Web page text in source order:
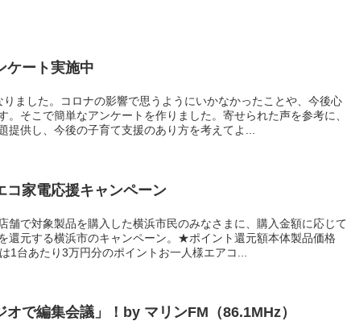
ケート実施中
ました。コロナの影響で思うようにいかなかったことや、今後心
。そこで簡単なアンケートを作りました。寄せられた声を参考に、
提供し、今後の子育て支援のあり方を考えてよ...
コ家電応援キャンペーン
舗で対象製品を購入した横浜市民のみなさまに、購入金額に応じて
還元する横浜市のキャンペーン。★ポイント還元額本体製品価格
台あたり3万円分のポイントお一人様エアコ...
で編集会議」！by マリンFM（86.1MHz）